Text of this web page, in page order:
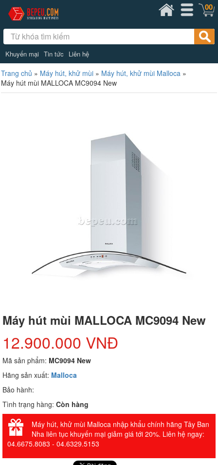
Khuyến mại Tin tức Liên hệ
00
Trang chủ » Máy hút, khử mùi » Máy hút, khử mùi Malloca »
Máy hút mùi MALLOCA MC9094 New
Máy hút mùi MALLOCA MC9094 New
12.900.000 VNĐ
Mã sản phẩm: MC9094 New
Hãng sản xuất: Malloca
Bảo hành:
Tình trạng hàng: Còn hàng
Máy hút, khử mùi Malloca nhập khẩu chính hãng Tây Ban
Nha liên tục khuyến mại giảm giá tới 20%. Liên hệ ngay:
04.6675.8083 - 04.6329.5153